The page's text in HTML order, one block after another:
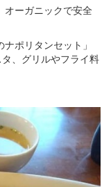
オーガニックで安全
ポリタンセット」
、グリルやフライ料